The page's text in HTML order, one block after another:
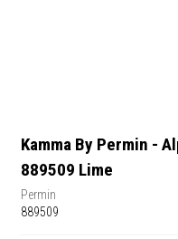
Kamma By Permin -
889509 Lime
Permin
889509